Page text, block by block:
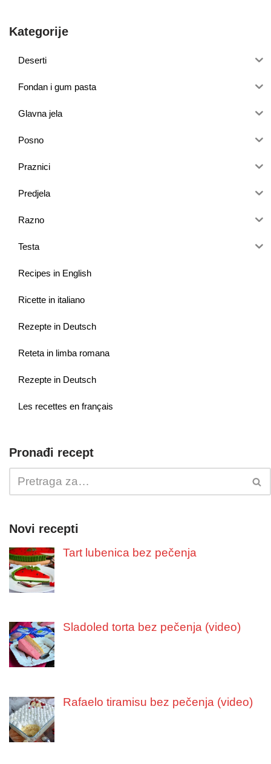
Kategorije
Deserti
Fondan i gum pasta
Glavna jela
Posno
Praznici
Predjela
Razno
Testa
Recipes in English
Ricette in italiano
Rezepte in Deutsch
Reteta in limba romana
Rezepte in Deutsch
Les recettes en français
Pronađi recept
Novi recepti
Tart lubenica bez pečenja
Sladoled torta bez pečenja (video)
Rafaelo tiramisu bez pečenja (video)